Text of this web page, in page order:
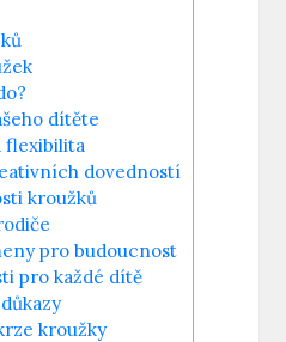
dítěte
flexibilita
dovedností
kroužků
pro budoucnost
pro každé dítě
kroužky